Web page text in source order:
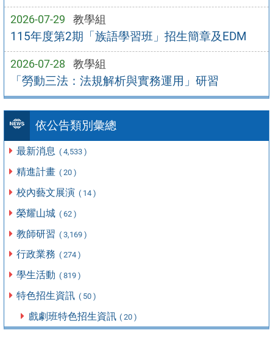
2026-07-29 教學組
115年度第2期「族語學習班」招生簡章及EDM
2026-07-28 教學組
「勞動三法：法規解析與實務運用」研習
依公告類別彙總
最新消息 ( 4,533 )
精進計畫 ( 20 )
校內藝文展演 ( 14 )
榮耀山城 ( 62 )
教師研習 ( 3,169 )
行政業務 ( 274 )
學生活動 ( 819 )
特色招生資訊 ( 50 )
戲劇班特色招生資訊 ( 20 )